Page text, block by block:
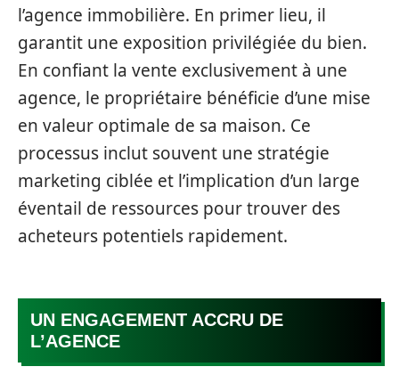
l’agence immobilière. En primer lieu, il
garantit une exposition privilégiée du bien.
En confiant la vente exclusivement à une
agence, le propriétaire bénéficie d’une mise
en valeur optimale de sa maison. Ce
processus inclut souvent une stratégie
marketing ciblée et l’implication d’un large
éventail de ressources pour trouver des
acheteurs potentiels rapidement.
UN ENGAGEMENT ACCRU DE
L’AGENCE